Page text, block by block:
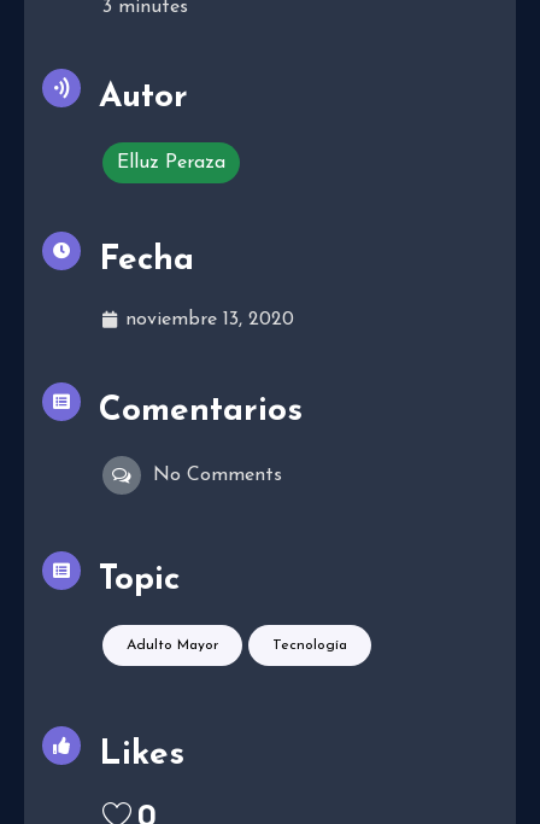
3 minutes
Autor
Elluz Peraza
Fecha
noviembre 13, 2020
Comentarios
No Comments
Topic
Adulto Mayor Tecnología
Likes
0